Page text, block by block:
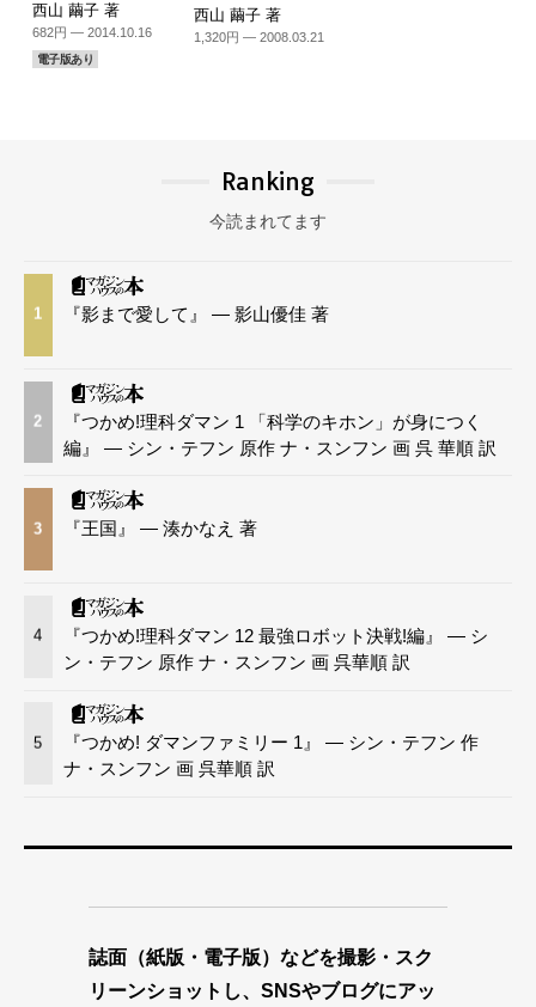
西山 繭子 著
682円 — 2014.10.16
電子版あり
西山 繭子 著
1,320円 — 2008.03.21
Ranking
今読まれてます
1 『影まで愛して』 — 影山優佳 著
2
『つかめ!理科ダマン 1 「科学のキホン」が身につく
編』 — シン・テフン 原作 ナ・スンフン 画 呉 華順 訳
3 『王国』 — 湊かなえ 著
4
『つかめ!理科ダマン 12 最強ロボット決戦!編』 — シ
ン・テフン 原作 ナ・スンフン 画 呉華順 訳
5
『つかめ! ダマンファミリー 1』 — シン・テフン 作
ナ・スンフン 画 呉華順 訳
誌面（紙版・電子版）などを撮影・スク
リーンショットし、SNSやブログにアッ